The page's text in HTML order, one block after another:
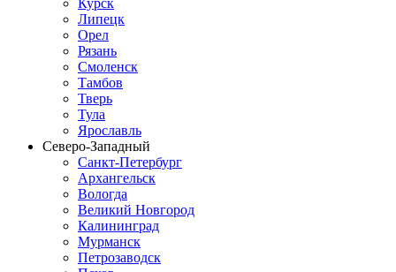
Липецк
Орел
Рязань
Смоленск
Тамбов
Тверь
Тула
Ярославль
Северо-Западный
Санкт-Петербург
Архангельск
Вологда
Великий Новгород
Калининград
Мурманск
Петрозаводск